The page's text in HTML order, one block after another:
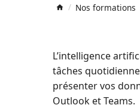
Nos formations
L’intelligence
tâches
présenter vos
Outlook et Teams.